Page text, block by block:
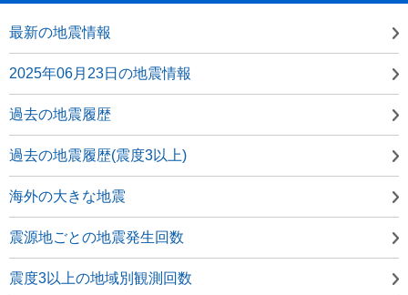
最新の地震情報
2025年06月23日の地震情報
過去の地震履歴
過去の地震履歴(震度3以上)
海外の大きな地震
震源地ごとの地震発生回数
震度3以上の地域別観測回数